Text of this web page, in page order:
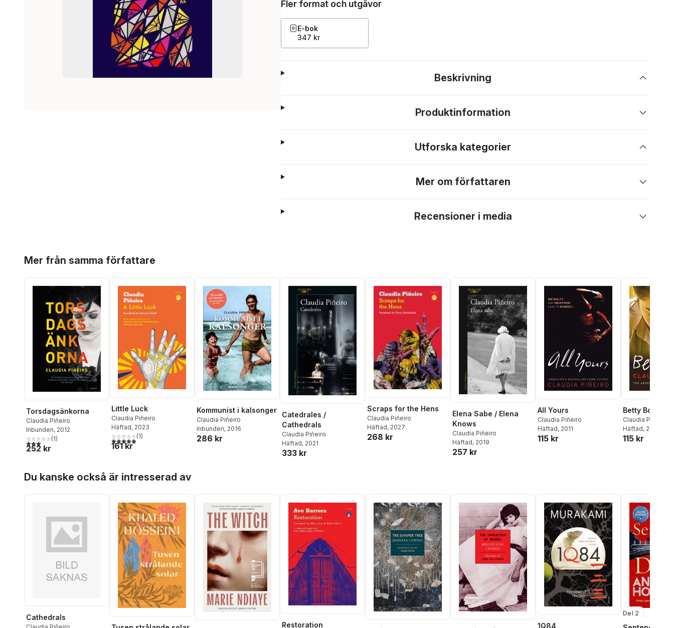
Fler format och utgåvor
E-bok
347 kr
Beskrivning
Produktinformation
Utforska kategorier
Mer om författaren
Recensioner i media
Mer från samma författare
Torsdagsänkorna
Claudia Piñeiro
Inbunden, 2012
3,0utav 5 stjärnor. Totalt antal röster:
(1)
252 kr
Little Luck
Claudia Piñeiro
Häftad, 2023
5,0utav 5 stjärnor. Totalt antal röster:
(1)
161 kr
Kommunist i kalsonger
Claudia Piñeiro
Inbunden, 2016
286 kr
Catedrales /
Cathedrals
Claudia Piñeiro
Häftad, 2021
333 kr
Scraps for the Hens
Claudia Piñeiro
Häftad, 2027
268 kr
Elena Sabe / Elena
Knows
Claudia Piñeiro
Häftad, 2019
257 kr
All Yours
Claudia Piñeiro
Häftad, 2011
115 kr
Betty Boo
Claudia Pineiro
Häftad, 2016
115 kr
Du kanske också är intresserad av
Cathedrals
Restoration 1Q84
Del 2